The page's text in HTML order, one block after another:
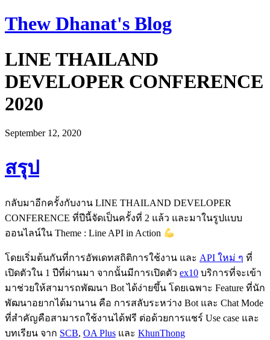
Thew Dhanat's Blog
LINE THAILAND
DEVELOPER CONFERENCE
2020
September 12, 2020
สรุป
กลับมาอีกครั้งกับงาน LINE THAILAND DEVELOPER
CONFERENCE ที่ปีนี้จัดเป็นครั้งที่ 2 แล้ว และมาในรูปแบบ
ออนไลน์ใน Theme : Line API in Action
โดยเริ่มต้นกันที่การอัพเดทสถิติการใช้งาน และ API ใหม่ ๆ ที่
เปิดตัวใน 1 ปีที่ผ่านมา จากนั้นมีการเปิดตัว ex10 บริการที่จะเข้า
มาช่วยให้สามารถพัฒนา Bot ได้ง่ายขึ้น โดยเฉพาะ Feature ที่นัก
พัฒนาอยากได้มานาน คือ การสลับระหว่าง Bot และ Chat Mode
ที่สำคัญคือสามารถใช้งานได้ฟรี ต่อด้วยการแชร์ Use case และ
บทเรียน จาก SCB, OA Plus และ KhunThong